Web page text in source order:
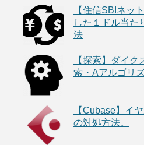
【住信SBIネッ
した１ドル当た
法
【探索】ダイ
索・Aアルゴリ
【Cubase】イ
の対処方法。